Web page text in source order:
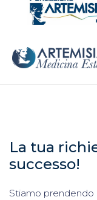
La tua
successo!
Stiamo prendendo